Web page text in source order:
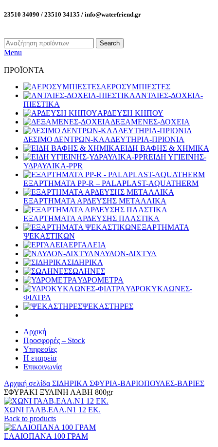
23510 34090 / 23510 34135 / info@waterfriend.gr
Search
Menu
ΠΡΟΪΟΝΤΑ
ΑΕΡΟΣΥΜΠΙΕΣΤΕΣ
ΑΝΤΛΙΕΣ-ΔΟΧΕΙΑ-
ΠΙΕΣΤΙΚΑ
ΑΡΔΕΥΣΗ ΚΗΠΟΥ
ΔΕΞΑΜΕΝΕΣ-ΔΟΧΕΙΑ
ΔΕΣΙΜΟ ΔΕΝΤΡΩΝ-ΚΛΑΔΕΥΤΗΡΙΑ-ΠΡΙΟΝΙΑ
ΕΙΔΗ ΒΑΦΗΣ & ΧΗΜΙΚΑ
ΕΙΔΗ ΥΓΙΕΙΝΗΣ-
ΥΔΡΑΥΛΙΚΑ-PPR
ΕΞΑΡΤΗΜΑΤΑ PP-R – PALAPLAST-AQUATHERM
ΕΞΑΡΤΗΜΑΤΑ ΑΡΔΕΥΣΗΣ ΜΕΤΑΛΛΙΚΑ
ΕΞΑΡΤΗΜΑΤΑ ΑΡΔΕΥΣΗΣ ΠΛΑΣΤΙΚΑ
ΕΞΑΡΤΗΜΑΤΑ
ΨΕΚΑΣΤΙΚΩΝ
ΕΡΓΑΛΕΙΑ
ΝΑΥΛΟΝ-ΔΙΧΤΥΑ
ΣΙΔΗΡΙΚΑ
ΣΩΛΗΝΕΣ
ΥΔΡΟΜΕΤΡΑ
ΥΔΡΟΚΥΚΛΩΝΕΣ-
ΦΙΛΤΡΑ
ΨΕΚΑΣΤΗΡΕΣ
Αρχική
Προσφορές – Stock
Υπηρεσίες
Η εταιρεία
Επικοινωνία
Αρχική σελίδα ΣΙΔΗΡΙΚΑ ΣΦΥΡΙΑ-ΒΑΡΙΟΠΟΥΛΕΣ-ΒΑΡΙΕΣ
ΣΦΥΡΑΚΙ ΞΥΛΙΝΗ ΛΑΒΗ 800gr
ΧΩΝΙ ΓΑΛΒ.ΕΛΛ.Ν1 12 ΕΚ.
Back to products
ΕΛΑΙΟΠΑΝΑ 100 ΓΡΑΜ